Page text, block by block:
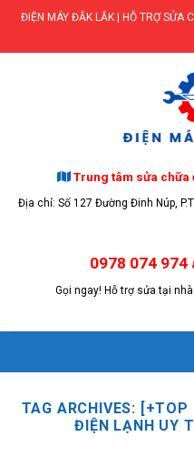
Skip
content
ĐIỆN MÁY ĐẮK LẮK | HỖ TRỢ SỬA
Trung tâm sửa chữa
Địa chỉ: Số 127 Đường Đinh Núp,
0978 074 974
Gọi ngay! Hỗ trợ sửa tại
TAG ARCHIVES: [+TOP
ĐIỆN LẠNH UY